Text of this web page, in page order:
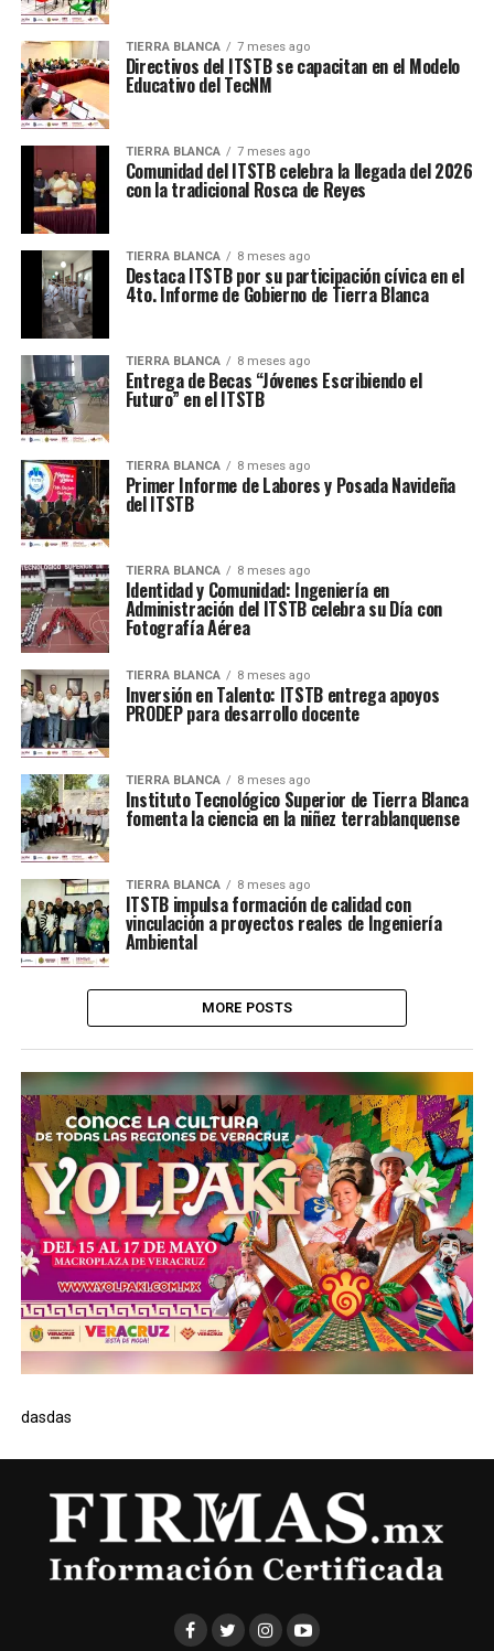
TIERRA BLANCA 7 meses ago
Directivos del ITSTB se capacitan en el Modelo
Educativo del TecNM
TIERRA BLANCA 7 meses ago
Comunidad del ITSTB celebra la llegada del 2026
con la tradicional Rosca de Reyes
TIERRA BLANCA 8 meses ago
Destaca ITSTB por su participación cívica en el
4to. Informe de Gobierno de Tierra Blanca
TIERRA BLANCA 8 meses ago
Entrega de Becas “Jóvenes Escribiendo el
Futuro” en el ITSTB
TIERRA BLANCA 8 meses ago
Primer Informe de Labores y Posada Navideña
del ITSTB
TIERRA BLANCA 8 meses ago
Identidad y Comunidad: Ingeniería en
Administración del ITSTB celebra su Día con
Fotografía Aérea
TIERRA BLANCA 8 meses ago
Inversión en Talento: ITSTB entrega apoyos
PRODEP para desarrollo docente
TIERRA BLANCA 8 meses ago
Instituto Tecnológico Superior de Tierra Blanca
fomenta la ciencia en la niñez terrablanquense
TIERRA BLANCA 8 meses ago
ITSTB impulsa formación de calidad con
vinculación a proyectos reales de Ingeniería
Ambiental
MORE POSTS
dasdas